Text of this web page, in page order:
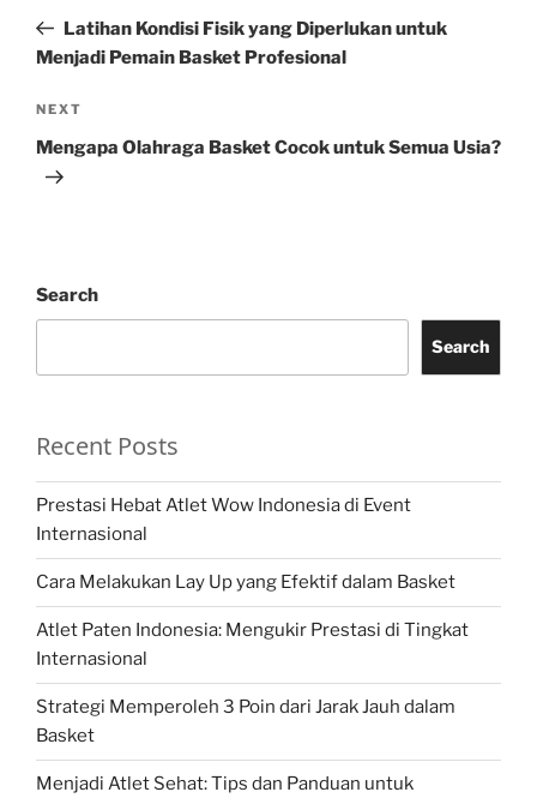
PostLatihan Kondisi Fisik yang Diperlukan untuk
Menjadi Pemain Basket Profesional
Next
Post
NEXT
Mengapa Olahraga Basket Cocok untuk Semua Usia?
Search
Search
Recent Posts
Prestasi Hebat Atlet Wow Indonesia di Event
Internasional
Cara Melakukan Lay Up yang Efektif dalam Basket
Atlet Paten Indonesia: Mengukir Prestasi di Tingkat
Internasional
Strategi Memperoleh 3 Poin dari Jarak Jauh dalam
Basket
Menjadi Atlet Sehat: Tips dan Panduan untuk